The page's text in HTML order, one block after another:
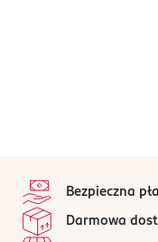
Bezpieczna
Darmowa